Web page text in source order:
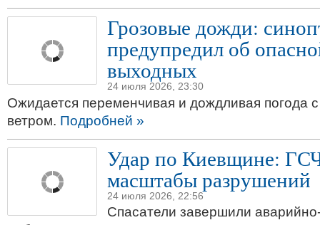
Грозовые дожди:
предупредил об
выходных
24 июля 2026, 23:30
Ожидается переменчивая и дождливая погода
ветром. Подробней »
Удар по Киевщине:
масштабы разрушений
24 июля 2026, 22:56
Спасатели завершили